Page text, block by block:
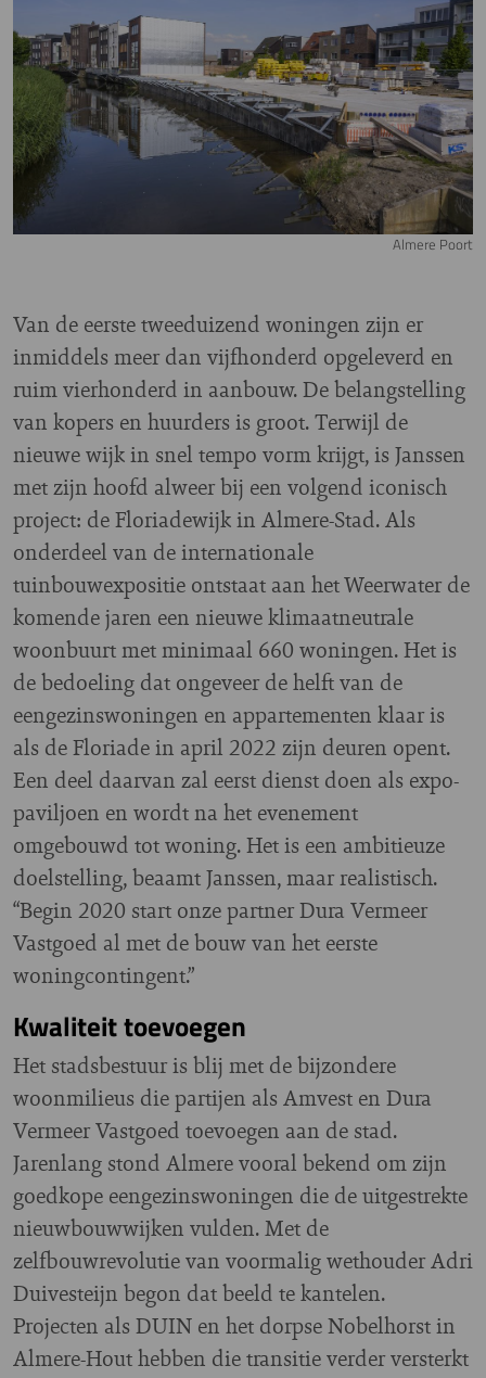
Almere Poort
Van de eerste tweeduizend woningen zijn er
inmiddels meer dan vijfhonderd opgeleverd en
ruim vierhonderd in aanbouw. De belangstelling
van kopers en huurders is groot. Terwijl de
nieuwe wijk in snel tempo vorm krijgt, is Janssen
met zijn hoofd alweer bij een volgend iconisch
project: de Floriadewijk in Almere-Stad. Als
onderdeel van de internationale
tuinbouwexpositie ontstaat aan het Weerwater de
komende jaren een nieuwe klimaatneutrale
woonbuurt met minimaal 660 woningen. Het is
de bedoeling dat ongeveer de helft van de
eengezinswoningen en appartementen klaar is
als de Floriade in april 2022 zijn deuren opent.
Een deel daarvan zal eerst dienst doen als expo-
paviljoen en wordt na het evenement
omgebouwd tot woning. Het is een ambitieuze
doelstelling, beaamt Janssen, maar realistisch.
“Begin 2020 start onze partner Dura Vermeer
Vastgoed al met de bouw van het eerste
woningcontingent.”
Kwaliteit toevoegen
Het stadsbestuur is blij met de bijzondere
woonmilieus die partijen als Amvest en Dura
Vermeer Vastgoed toevoegen aan de stad.
Jarenlang stond Almere vooral bekend om zijn
goedkope eengezinswoningen die de uitgestrekte
nieuwbouwwijken vulden. Met de
zelfbouwrevolutie van voormalig wethouder Adri
Duivesteijn begon dat beeld te kantelen.
Projecten als DUIN en het dorpse Nobelhorst in
Almere-Hout hebben die transitie verder versterkt